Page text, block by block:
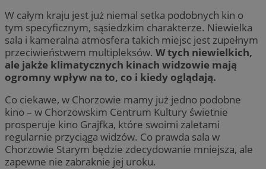
W całym kraju jest już niemal setka podobnych kin o
tym specyficznym, sąsiedzkim charakterze. Niewielka
sala i kameralna atmosfera takich miejsc jest zupełnym
przeciwieństwem multipleksów. W tych niewielkich,
ale jakże klimatycznych kinach widzowie mają
ogromny wpływ na to, co i kiedy oglądają.
Co ciekawe, w Chorzowie mamy już jedno podobne
kino – w Chorzowskim Centrum Kultury świetnie
prosperuje kino Grajfka, które swoimi zaletami
regularnie przyciąga widzów. Co prawda sala w
Chorzowie Starym będzie zdecydowanie mniejsza, ale
zapewne nie zabraknie jej uroku.